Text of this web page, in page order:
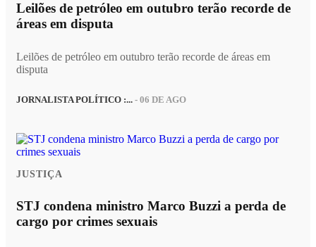
Leilões de petróleo em outubro terão recorde de
áreas em disputa
Leilões de petróleo em outubro terão recorde de áreas em
disputa
JORNALISTA POLÍTICO :... - 06 DE AGO
JUSTIÇA
STJ condena ministro Marco Buzzi a perda de
cargo por crimes sexuais